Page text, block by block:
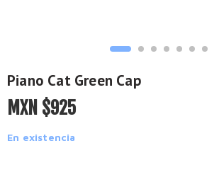
Piano Cat Green Cap
MXN $925
En existencia